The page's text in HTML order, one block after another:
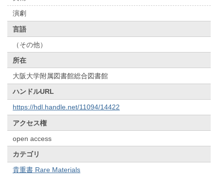
演劇
言語
（その他）
所在
大阪大学附属図書館総合図書館
ハンドルURL
https://hdl.handle.net/11094/14422
アクセス権
open access
カテゴリ
貴重書 Rare Materials